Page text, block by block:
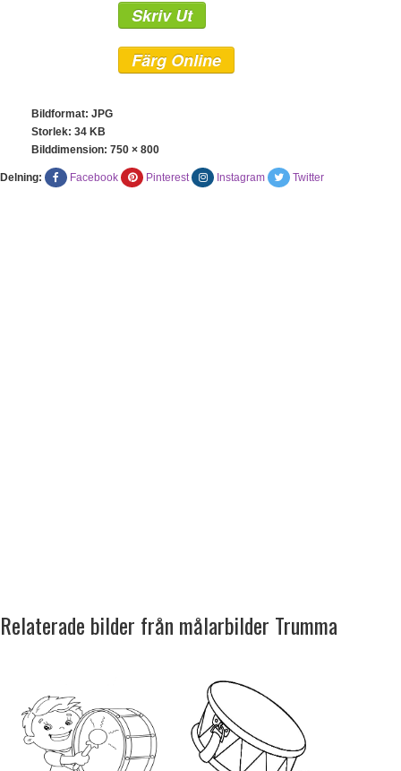
Skriv Ut
Färg Online
Bildformat: JPG
Storlek: 34 KB
Bilddimension: 750 × 800
Delning: Facebook Pinterest Instagram Twitter
Relaterade bilder från målarbilder Trumma